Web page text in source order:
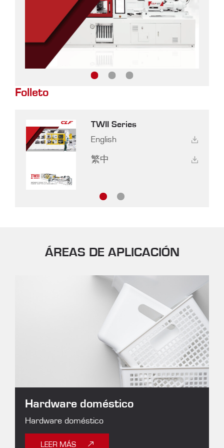
Folleto
TWII Series
English
繁中
ÁREAS DE APLICACIÓN
Hardware doméstico
Hardware doméstico
LEER MÁS